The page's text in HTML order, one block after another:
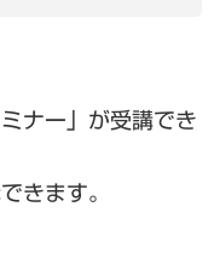
ナー」が受講でき
きます。